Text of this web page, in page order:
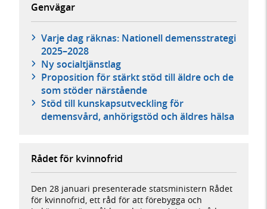
Genvägar
Varje dag räknas: Nationell demensstrategi
2025–2028
Ny socialtjänstlag
Proposition för stärkt stöd till äldre och de
som stöder närstående
Stöd till kunskapsutveckling för
demensvård, anhörigstöd och äldres hälsa
Rådet för kvinnofrid
Den 28 januari presenterade statsministern Rådet
för kvinnofrid, ett råd för att förebygga och